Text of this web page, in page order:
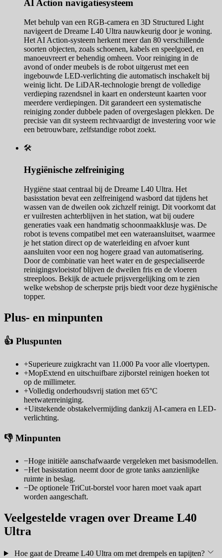
AI Action navigatiesysteem
Met behulp van een RGB-camera en 3D Structured Light
navigeert de Dreame L40 Ultra nauwkeurig door je woning.
Het AI Action-systeem herkent meer dan 80 verschillende
soorten objecten, zoals schoenen, kabels en speelgoed, en
manoeuvreert er behendig omheen. Voor reiniging in de
avond of onder meubels is de robot uitgerust met een
ingebouwde LED-verlichting die automatisch inschakelt bij
weinig licht. De LiDAR-technologie brengt de volledige
verdieping razendsnel in kaart en ondersteunt kaarten voor
meerdere verdiepingen. Dit garandeert een systematische
reiniging zonder dubbele paden of overgeslagen plekken. De
precisie van dit systeem rechtvaardigt de investering voor wie
een betrouwbare, zelfstandige robot zoekt.
🛠️
Hygiënische zelfreiniging
Hygiëne staat centraal bij de Dreame L40 Ultra. Het
basisstation bevat een zelfreinigend wasbord dat tijdens het
wassen van de dweilen ook zichzelf reinigt. Dit voorkomt dat
er vuilresten achterblijven in het station, wat bij oudere
generaties vaak een handmatig schoonmaakklusje was. De
robot is tevens compatibel met een wateraansluitset, waarmee
je het station direct op de waterleiding en afvoer kunt
aansluiten voor een nog hogere graad van automatisering.
Door de combinatie van heet water en de gespecialiseerde
reinigingsvloeistof blijven de dweilen fris en de vloeren
streeploos. Bekijk de actuele prijsvergelijking om te zien
welke webshop de scherpste prijs biedt voor deze hygiënische
topper.
Plus- en minpunten
👍 Pluspunten
+Superieure zuigkracht van 11.000 Pa voor alle vloertypen.
+MopExtend en uitschuifbare zijborstel reinigen hoeken tot
op de millimeter.
+Volledig onderhoudsvrij station met 65°C
heetwaterreiniging.
+Uitstekende obstakelvermijding dankzij AI-camera en LED-
verlichting.
👎 Minpunten
−Hoge initiële aanschafwaarde vergeleken met basismodellen.
−Het basisstation neemt door de grote tanks aanzienlijke
ruimte in beslag.
−De optionele TriCut-borstel voor haren moet vaak apart
worden aangeschaft.
Veelgestelde vragen over Dreame L40
Ultra
Hoe gaat de Dreame L40 Ultra om met drempels en tapijten?